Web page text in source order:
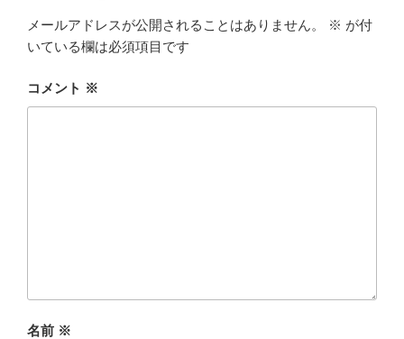
メールアドレスが公開されることはありません。 ※ が付
いている欄は必須項目です
コメント ※
名前 ※